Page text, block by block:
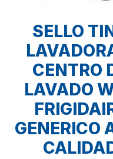
SELLO
CENTRO
LAVADO
GENERICO